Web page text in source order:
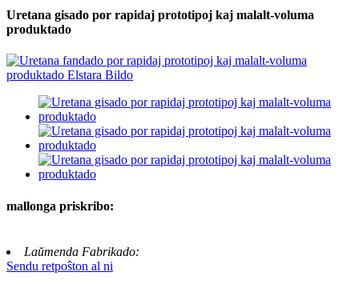
Uretana gisado por rapidaj prototipoj kaj malalt-voluma
produktado
mallonga priskribo:
Laŭmenda Fabrikado:
Sendu retpoŝton al ni